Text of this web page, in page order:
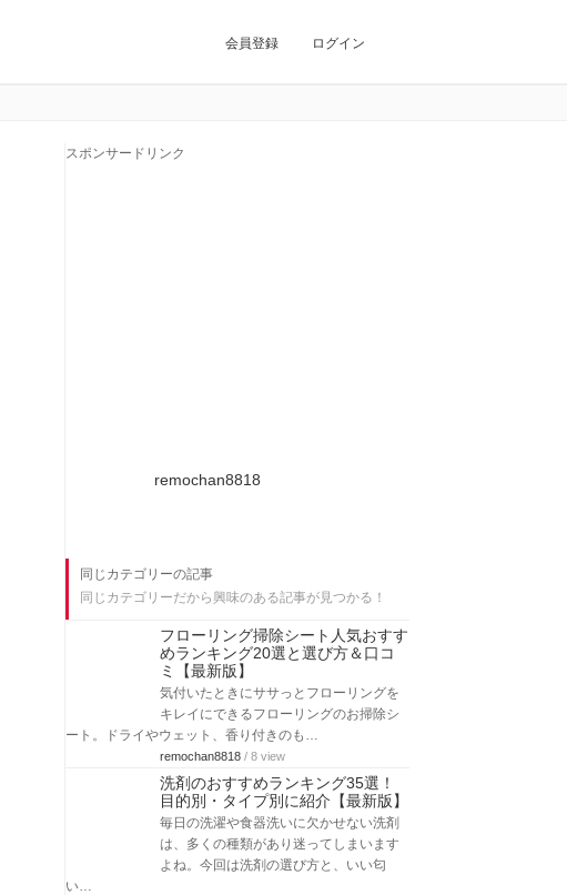
会員登録 ログイン
スポンサードリンク
remochan8818
同じカテゴリーの記事
同じカテゴリーだから興味のある記事が見つかる！
フローリング掃除シート人気おすす
めランキング20選と選び方＆口コ
ミ【最新版】
気付いたときにササっとフローリングを
キレイにできるフローリングのお掃除シ
ート。ドライやウェット、香り付きのも…
remochan8818 / 8 view
洗剤のおすすめランキング35選！
目的別・タイプ別に紹介【最新版】
毎日の洗濯や食器洗いに欠かせない洗剤
は、多くの種類があり迷ってしまいます
よね。今回は洗剤の選び方と、いい匂
い…